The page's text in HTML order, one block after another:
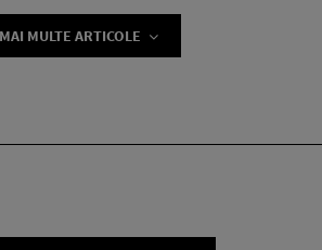
MAI MULTE ARTICOLE